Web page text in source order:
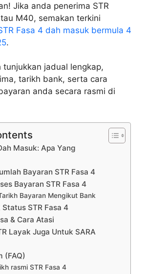
Jika anda penerima STR
M40, semakan terkini
Fasa 4 dah masuk bermula 4
.
tunjukkan jadual lengkap,
tarikh bank, serta cara
anda secara rasmi di
Masuk: Apa Yang
Bayaran STR Fasa 4
Bayaran STR Fasa 4
Bayaran Mengikut Bank
Status STR Fasa 4
& Cara Atasi
Layak Juga Untuk SARA
(FAQ)
rasmi STR Fasa 4